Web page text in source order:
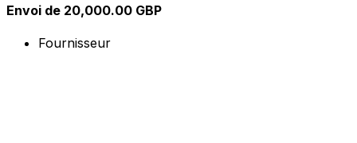
Envoi de 20,000.00 GBP
Fournisseur